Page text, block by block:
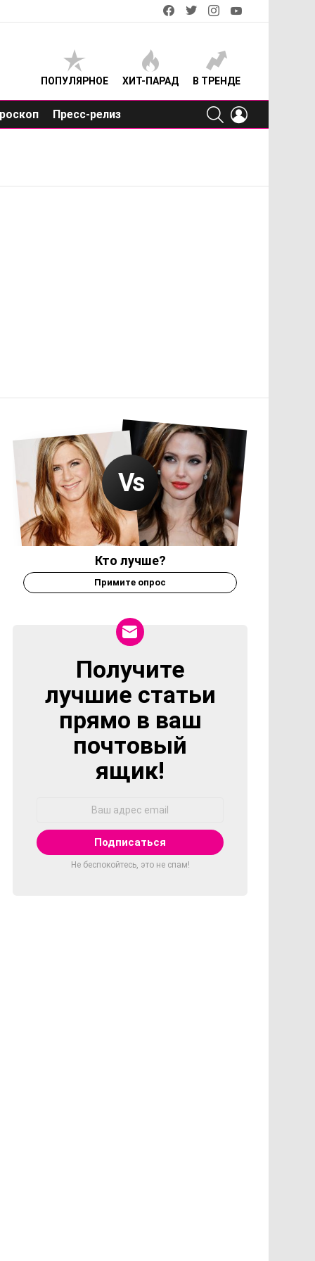
facebooktwitterinstagram
ПОПУЛЯРНОЕ ХИТ-ПАРАД В ТРЕНДЕ
Пресс-релиз
SEARCH
Кто лучше?
Примите опрос
NEWSLETTER
Получите
лучшие статьи
прямо в ваш
почтовый
ящик!
Не беспокойтесь, это не спам!